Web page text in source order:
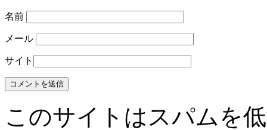
名前
メール
サイト
このサイトはスパムを